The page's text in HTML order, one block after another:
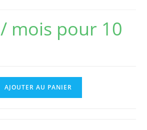
/ mois pour 10
AJOUTER AU PANIER